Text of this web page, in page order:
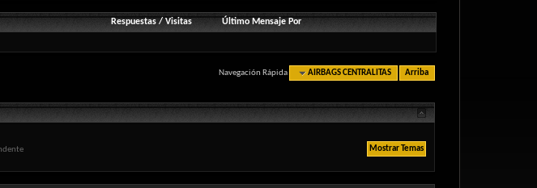
Respuestas /Visitas Último Mensaje Por
Navegación Rápida AIRBAGS CENTRALITAS Arriba